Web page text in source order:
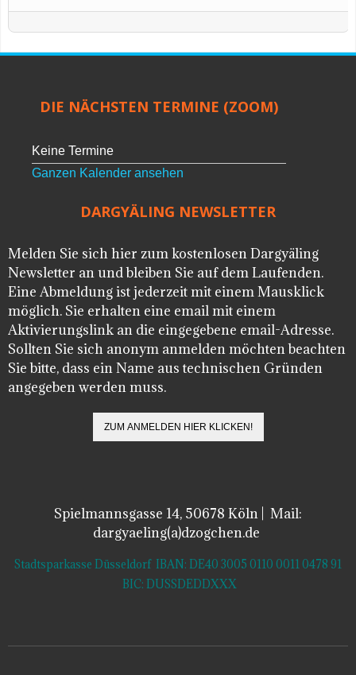
DIE NÄCHSTEN TERMINE (ZOOM)
Keine Termine
Ganzen Kalender ansehen
DARGYÄLING NEWSLETTER
Melden Sie sich hier zum kostenlosen Dargyäling
Newsletter an und bleiben Sie auf dem Laufenden.
Eine Abmeldung ist jederzeit mit einem Mausklick
möglich. Sie erhalten eine email mit einem
Aktivierungslink an die eingegebene email-Adresse.
Sollten Sie sich anonym anmelden möchten beachten
Sie bitte, dass ein Name aus technischen Gründen
angegeben werden muss.
Spielmannsgasse 14, 50678 Köln | Mail:
dargyaeling(a)dzogchen.de
Stadtsparkasse Düsseldorf IBAN: DE40 3005 0110 0011 0478 91
BIC: DUSSDEDDXXX